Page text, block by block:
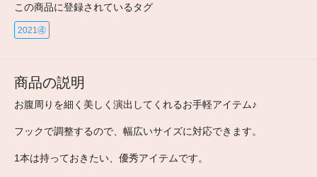
この商品に登録されているタグ
2021④
商品の説明
お腹周りを細く美しく演出してくれるお手軽アイテム♪
フックで調整するので、幅広いサイズに対応できます。
1本は持っておきたい、優秀アイテムです。